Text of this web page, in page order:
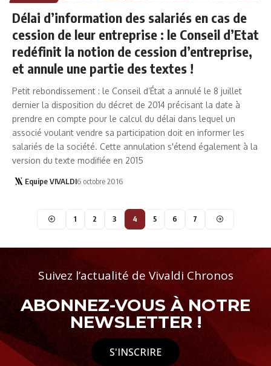
Délai d’information des salariés en cas de
cession de leur entreprise : le Conseil d’Etat
redéfinit la notion de cession d’entreprise,
et annule une partie des textes !
Petit rebondissement : le Conseil d’État a annulé le 8 juillet
dernier la disposition du décret de 2014 précisant la date à
prendre en compte pour le calcul du délai dans lequel un
associé voulant vendre sa participation doit en informer les
salariés de la société. Cette annulation s'étend également à la
version du texte modifiée en 2015
Equipe VIVALDI6 octobre 2016
1 2 3 4 5 6 7
Suivez l’actualité de Vivaldi Chronos
ABONNEZ-VOUS À NOTRE
NEWSLETTER !
S'INSCRIRE